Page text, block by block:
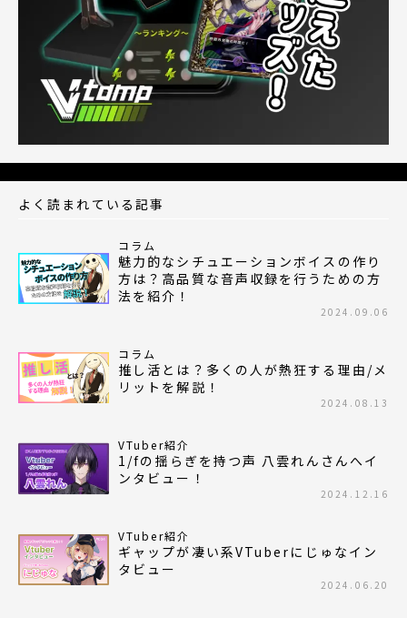
よく読まれている記事
コラム
魅力的なシチュエーションボイスの作り
方は？高品質な音声収録を行うための方
法を紹介！
2024.09.06
コラム
推し活とは？多くの人が熱狂する理由/メ
リットを解説！
2024.08.13
VTuber紹介
1/fの揺らぎを持つ声 八雲れんさんへイ
ンタビュー！
2024.12.16
VTuber紹介
ギャップが凄い系VTuberにじゅなイン
タビュー
2024.06.20